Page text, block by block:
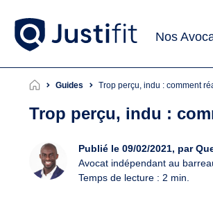
Nos
Guides Trop perçu, indu : comment
Trop perçu, indu :
Publié le 09/02/2021, par
Avocat indépendant au
Temps de lecture : 2 min.